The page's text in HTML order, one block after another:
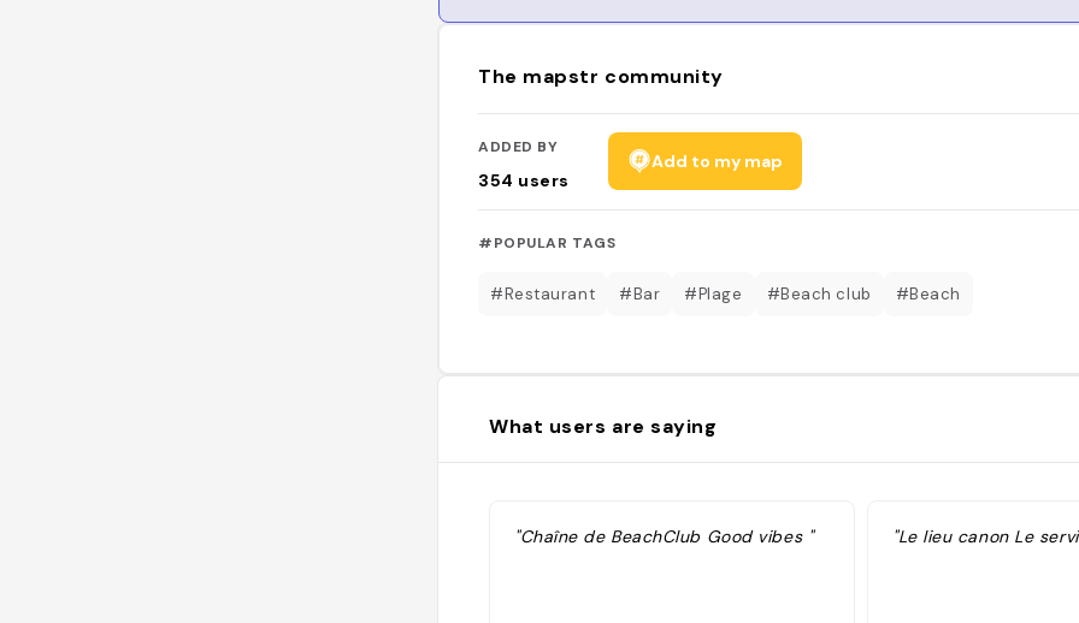
The mapstr community
ADDED BY
354 users
Add to my map
#POPULAR TAGS
#Restaurant #Bar #Plage #Beach club #Beach
What users are saying
"Chaîne de BeachClub Good vibes " "Le lieu canon Le